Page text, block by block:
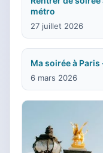
métro
27 juillet 2026
Ma soirée à
6 mars 2026